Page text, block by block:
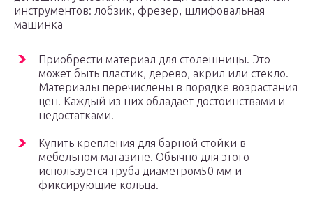
инструментов: лобзик, фрезер, шлифовальная
машинка
Приобрести материал для столешницы. Это
может быть пластик, дерево, акрил или стекло.
Материалы перечислены в порядке возрастания
цен. Каждый из них обладает достоинствами и
недостатками.
Купить крепления для барной стойки в
мебельном магазине. Обычно для этого
используется труба диаметром50 мм и
фиксирующие кольца.